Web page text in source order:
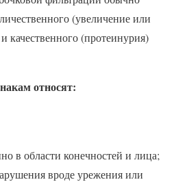
(увеличение или
качественного (протеинурия)
относят:
в области конечностей и лица;
вроде урежения или